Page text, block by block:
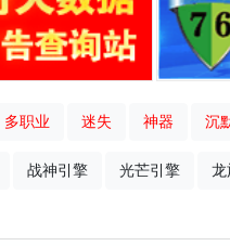
多职业 迷失 神器 沉
战神引擎 光芒引擎 龙